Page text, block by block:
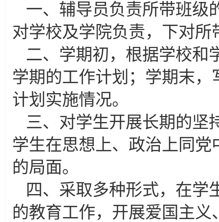
一、辅导员负责所带班级
对学校及学院负责，下对
二、学期初，根据学校和
学期的工作计划；学期末
计划实施情况。
三、对学生开展长期的坚
学生在思想上、政治上同
的局面。
四、采取多种形式，在学
的教育工作，开展爱国主义